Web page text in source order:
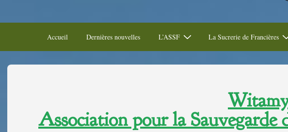
Accueil Dernières nouvelles L’ASSF La Sucrerie de Francières
Association pour la Sauvegarde